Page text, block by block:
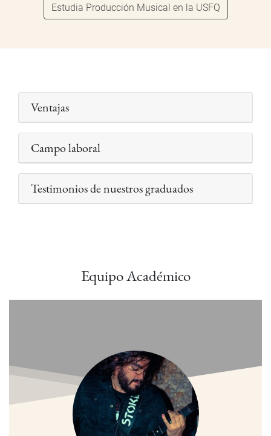
Estudia Producción Musical en la USFQ
Ventajas
Campo laboral
Testimonios de nuestros graduados
Equipo Académico